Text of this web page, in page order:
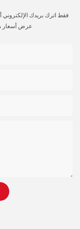
فقط اترك بريدك
عرض أسعار